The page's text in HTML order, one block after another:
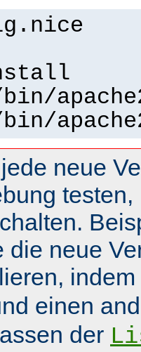
neue
die neue
einen
der